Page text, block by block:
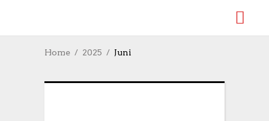
Home 2025 Juni